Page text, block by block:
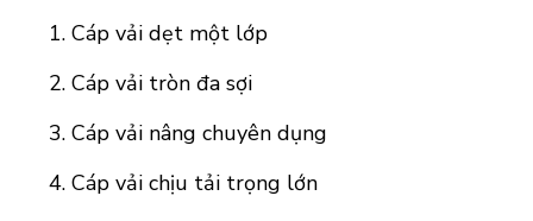
Cáp vải dẹt một lớp
Cáp vải tròn đa sợi
Cáp vải nâng chuyên dụng
Cáp vải chịu tải trọng lớn